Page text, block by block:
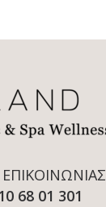
68 01 301